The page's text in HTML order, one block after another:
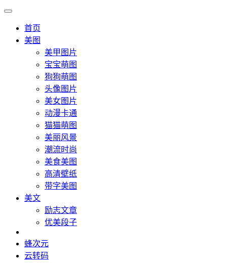
首页
美图
美甲图片
宝宝萌图
狗狗萌图
头像图片
美女图片
动漫卡通
猫猫萌图
美丽风景
潮流时尚
美食美图
高清壁纸
带字美图
美文
励志文章
优美段子
蜂次元
云转码